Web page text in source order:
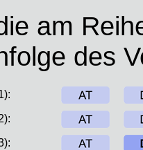
am
des